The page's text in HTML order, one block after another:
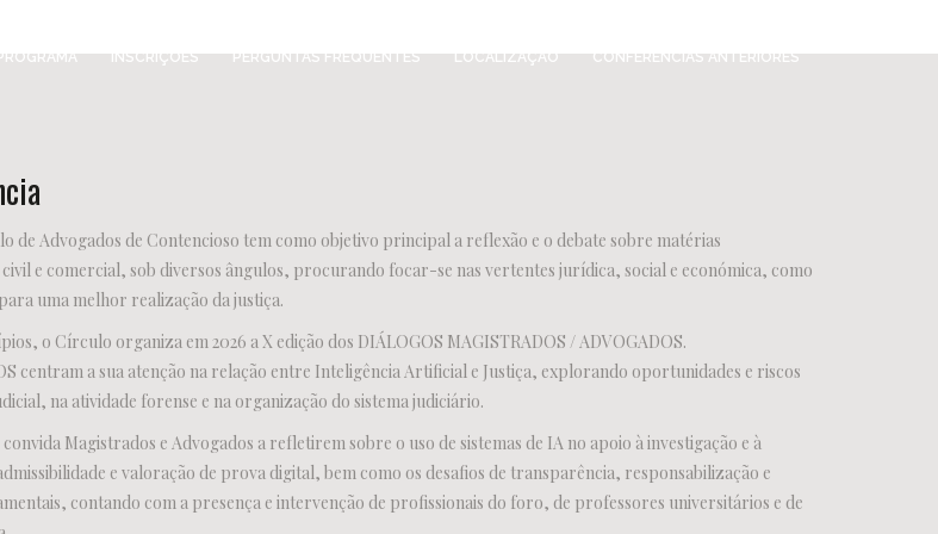
INSCRIÇÕES PERGUNTAS FREQUENTES LOCALIZAÇÃO CONFERÊNCIAS ANTERIORES
de Advogados de Contencioso tem como objetivo principal a reflexão e o debate sobre matérias
civil e comercial, sob diversos ângulos, procurando focar-se nas vertentes jurídica, social e económica, como
uma melhor realização da justiça.
o Círculo organiza em 2026 a X edição dos DIÁLOGOS MAGISTRADOS / ADVOGADOS.
centram a sua atenção na relação entre Inteligência Artificial e Justiça, explorando oportunidades e riscos
na atividade forense e na organização do sistema judiciário.
Magistrados e Advogados a refletirem sobre o uso de sistemas de IA no apoio à investigação e à
e valoração de prova digital, bem como os desafios de transparência, responsabilização e
contando com a presença e intervenção de profissionais do foro, de professores universitários e de